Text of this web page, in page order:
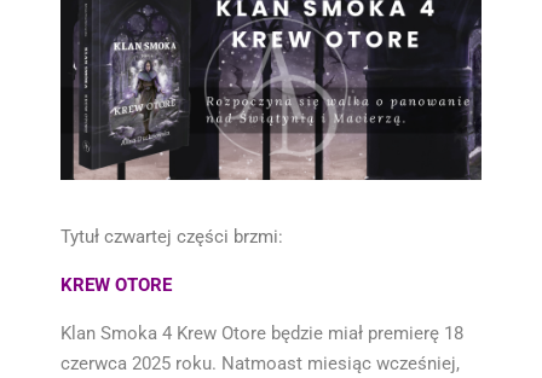
Tytuł czwartej części brzmi:
KREW OTORE
Klan Smoka 4 Krew Otore będzie miał premierę 18
czerwca 2025 roku. Natmoast miesiąc wcześniej,